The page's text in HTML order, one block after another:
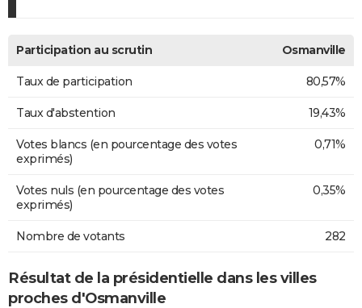
Participation au scrutin Osmanville
Taux de participation 80,57%
Taux d'abstention 19,43%
Votes blancs (en pourcentage des votes
exprimés)
0,71%
Votes nuls (en pourcentage des votes
exprimés)
0,35%
Nombre de votants 282
Résultat de la présidentielle dans les villes
proches d'Osmanville